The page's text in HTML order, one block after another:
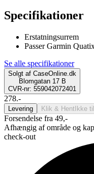
Specifikationer
Erstatningsurrem
Passer Garmin
Se alle specifikationer
Solgt af CaseOnline.dk
Blomgatan 17 B
CVR-nr: 559042072401
278.-
Levering Klik & Hent Ikke
Forsendelse fra 49,-
Afhængig af område og
check-out